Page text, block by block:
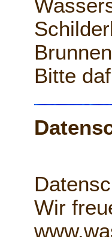
Bitte
Wir